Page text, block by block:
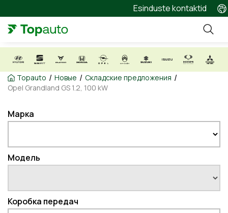
Esinduste kontaktid
Topauto / Новые / Складские предложения /
Opel Grandland GS 1.2, 100 kW
Марка
Модель
Коробка передач